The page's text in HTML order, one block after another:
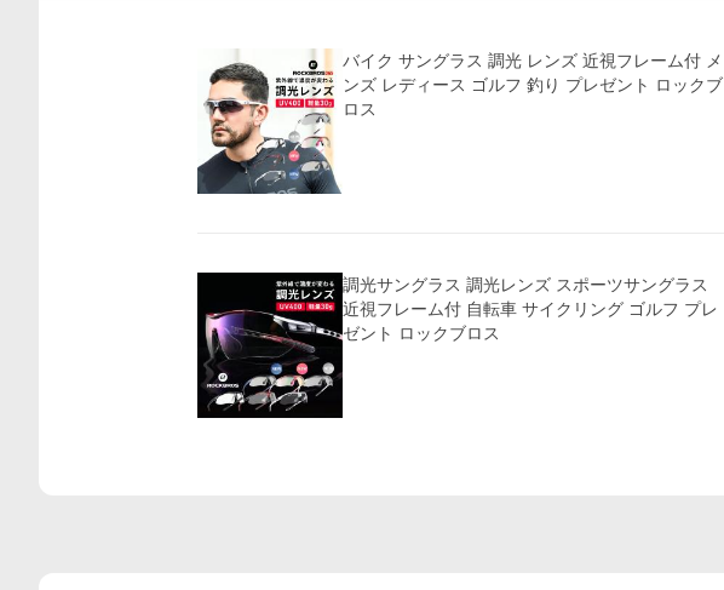
バイク サングラス 調光 レンズ 近視フレーム付 メ
ンズ レディース ゴルフ 釣り プレゼント ロックブ
ロス
調光サングラス 調光レンズ スポーツサングラス
近視フレーム付 自転車 サイクリング ゴルフ プレ
ゼント ロックブロス